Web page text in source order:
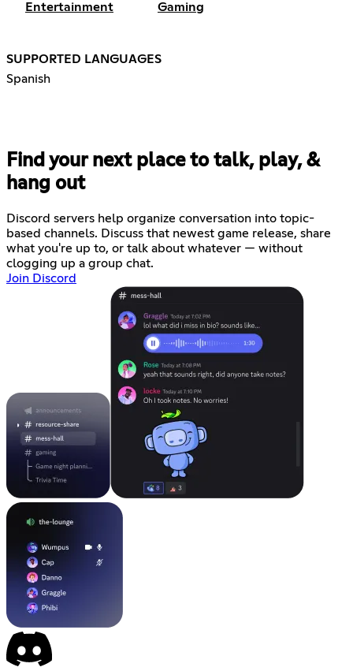
Entertainment Gaming
SUPPORTED LANGUAGES
Spanish
Find your next place to talk, play, &
hang out
Discord servers help organize conversation into topic-
based channels. Discuss that newest game release, share
what you're up to, or talk about whatever — without
clogging up a group chat.
Join Discord